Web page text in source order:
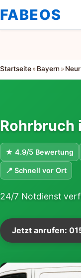
FABEOS
Startseite» Bayern»
Rohrbruch
★ 4.9/5 Bewertung
📍 Schnell vor Ort
24/7 Notdienst
Jetzt anrufen: